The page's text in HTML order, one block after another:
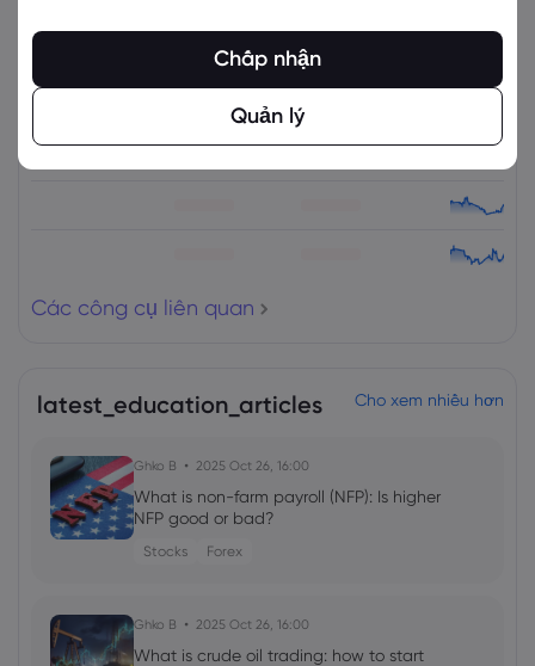
Bán Mua
Các công cụ liên quan
latest_education_articles Cho xem nhiều hơn
Ghko B 2025 Oct 26, 16:00
What is non-farm payroll (NFP): Is higher
NFP good or bad?
Stocks Forex
Ghko B 2025 Oct 26, 16:00
What is crude oil trading: how to start
Chấp nhận
Quản lý